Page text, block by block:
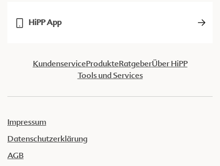
HiPP App
KundenserviceProdukteRatgeberÜber HiPP
Tools und Services
Impressum
Datenschutzerklärung
AGB